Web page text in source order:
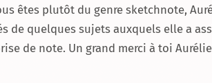
êtes plutôt du genre sketchnote,
de quelques sujets auxquels elle a
de note. Un grand merci à toi